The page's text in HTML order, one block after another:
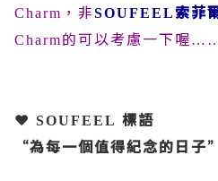
Charm ，非SOUFEEL索菲
Charm的可以考慮一下喔
❤ SOUFEEL 標語
“為每一個值得紀念的日子”